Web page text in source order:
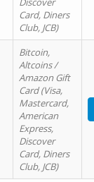
Card, Diners
Club, JCB)
Bitcoin,
Altcoins /
Amazon Gift
Card (Visa,
Mastercard,
American
Express,
Discover
Card, Diners
Club, JCB)